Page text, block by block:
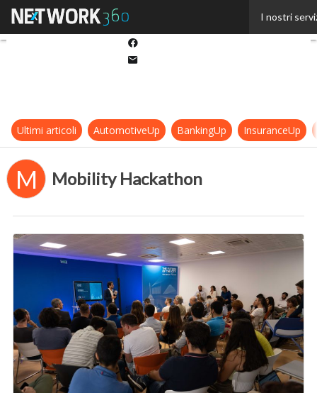
I nostri
Ultimi articoli AutomotiveUp BankingUp InsuranceUp
M Mobility Hackathon